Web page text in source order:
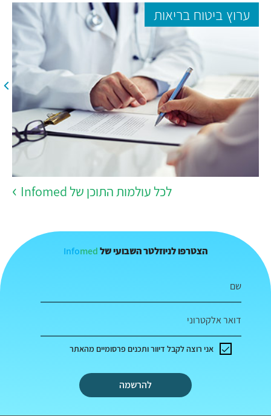
ערוץ ביטוח בריאות
לכל עולמות התוכן של Infomed
הצטרפו לניוזלטר השבועי של Infomed
שם
דואר אלקטרוני
להרשמה
אני רוצה לקבל דיוור ותכנים פרסומיים מהאתר